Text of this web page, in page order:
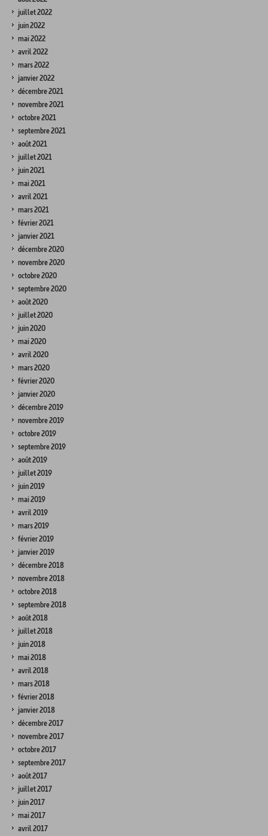
juillet 2022
juin 2022
mai 2022
avril 2022
mars 2022
janvier 2022
décembre 2021
novembre 2021
octobre 2021
septembre 2021
août 2021
juillet 2021
juin 2021
mai 2021
avril 2021
mars 2021
février 2021
janvier 2021
décembre 2020
novembre 2020
octobre 2020
septembre 2020
août 2020
juillet 2020
juin 2020
mai 2020
avril 2020
mars 2020
février 2020
janvier 2020
décembre 2019
novembre 2019
octobre 2019
septembre 2019
août 2019
juillet 2019
juin 2019
mai 2019
avril 2019
mars 2019
février 2019
janvier 2019
décembre 2018
novembre 2018
octobre 2018
septembre 2018
août 2018
juillet 2018
juin 2018
mai 2018
avril 2018
mars 2018
février 2018
janvier 2018
décembre 2017
novembre 2017
octobre 2017
septembre 2017
août 2017
juillet 2017
juin 2017
mai 2017
avril 2017